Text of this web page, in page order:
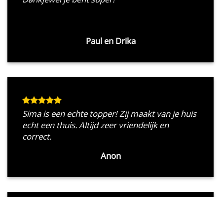
Paul en Drika
Sima is een echte topper! Zij maakt van je huis
echt een thuis. Altijd zeer vriendelijk en
correct.
Anon